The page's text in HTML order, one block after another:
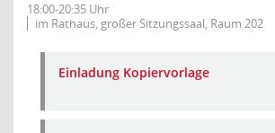
18:00-20:35 Uhr
im Rathaus, großer Sitzungssaal, Raum 202
Einladung Kopiervorlage